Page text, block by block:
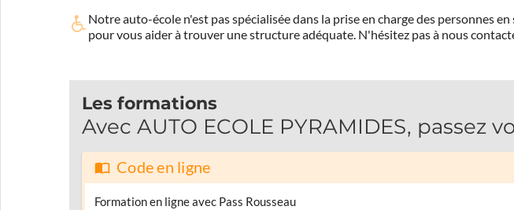
Notre auto-école n'est pas spécialisée dans la prise en charge des personnes
pour vous aider à trouver une structure adéquate. N'hésitez pas à nous
Les formations
Avec AUTO ECOLE PYRAMIDES,
Code en ligne
Formation en ligne avec Pass Rousseau